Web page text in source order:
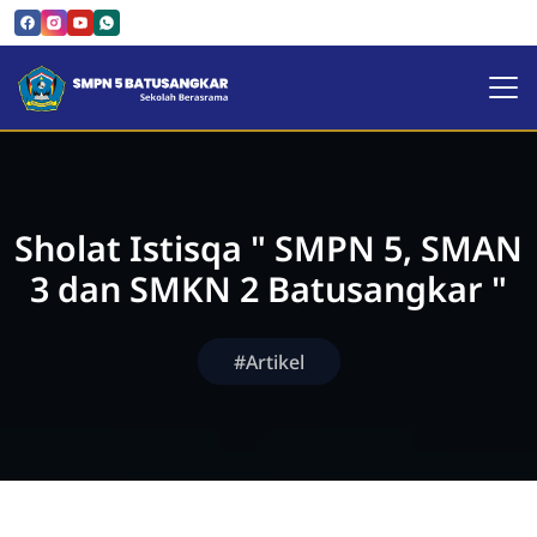
SMPN 5 Batusangkar |
Sholat Istisqa " SMPN 5, SMAN
3 dan SMKN 2 Batusangkar "
#Artikel